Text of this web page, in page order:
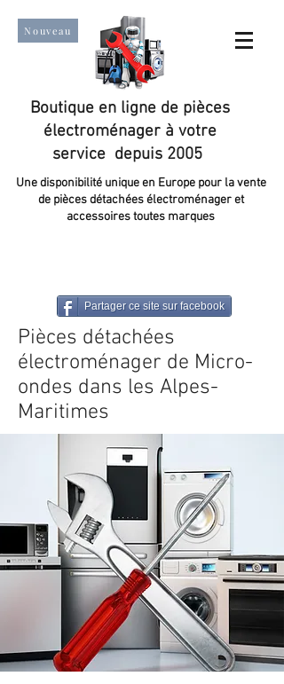
Nouveau
Boutique en ligne de pièces
électroménager à votre
service depuis 2005
Une disponibilité unique en Europe pour la vente
de pièces détachées électroménager et
accessoires toutes marques
Partager ce site sur facebook
Pièces détachées
électroménager de Micro-
ondes dans les Alpes-
Maritimes